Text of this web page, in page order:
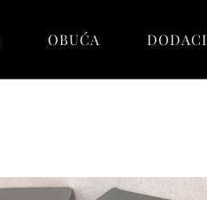
OBUĆA DODACI